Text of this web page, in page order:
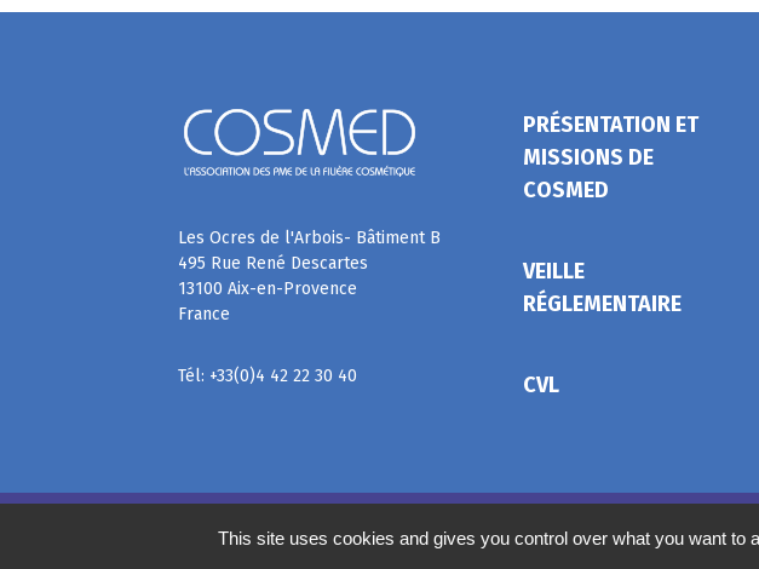
Les Ocres de l'Arbois- Bâtiment B
495 Rue René Descartes
13100 Aix-en-Provence
France
Tél: +33(0)4 42 22 30 40
PRÉSENTATION ET
MISSIONS DE
COSMED
VEILLE
RÉGLEMENTAIRE
CVL
This site uses cookies and gives you control over what you want to